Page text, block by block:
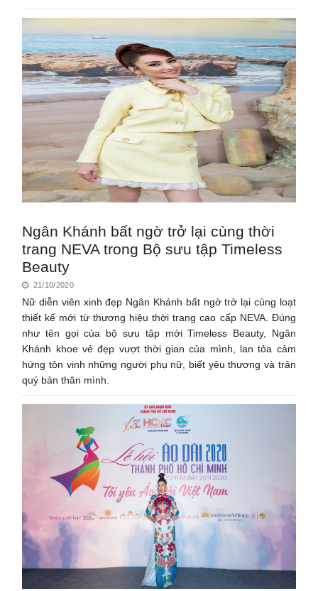
Ngân Khánh bất ngờ trở lại cùng thời
trang NEVA trong Bộ sưu tập Timeless
Beauty
21/10/2020
Nữ diễn viên xinh đẹp Ngân Khánh bất ngờ trở lại cùng loạt
thiết kế mới từ thương hiệu thời trang cao cấp NEVA. Đúng
như tên gọi của bộ sưu tập mới Timeless Beauty, Ngân
Khánh khoe vẻ đẹp vượt thời gian của mình, lan tỏa cảm
hứng tôn vinh những người phụ nữ, biết yêu thương và trân
quý bản thân mình.